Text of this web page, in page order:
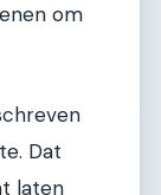
om
Dat
laten